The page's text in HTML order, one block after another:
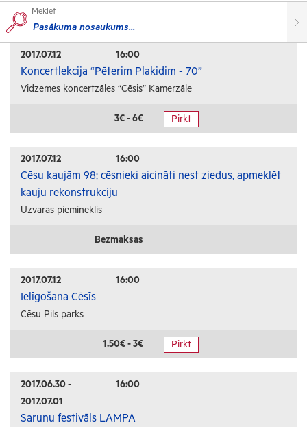
Izstādes
Koncerti
Izrādes
Festivāli un svētki
Kino
Citi pasākumi
Sports
Florbols
Slēpošana
Izglītība
Konferences
Kursi un semināri
Radošās darbnīcas
Lekcijas
Interešu pasākumi
Meklēt
2017.07.12 16:00
Koncertlekcija “Pēterim Plakidim - 70”
Vidzemes koncertzāles “Cēsis” Kamerzāle
3€ - 6€ Pirkt
2017.07.12 16:00
Cēsu kaujām 98; cēsnieki aicināti nest ziedus, apmeklēt
kauju rekonstrukciju
Uzvaras piemineklis
Bezmaksas
2017.07.12 16:00
Ielīgošana Cēsīs
Cēsu Pils parks
1.50€ - 3€ Pirkt
2017.06.30 -
2017.07.01
16:00
Sarunu festivāls LAMPA